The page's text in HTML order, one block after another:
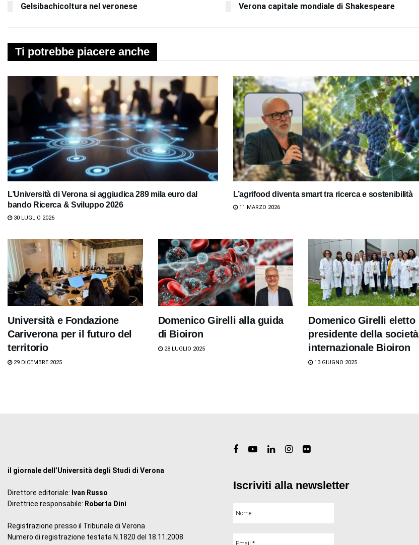
Gelsibachicoltura nel veronese Verona capitale mondiale di Shakespeare
Ti potrebbe piacere anche
L’Università di Verona si aggiudica 289 mila euro dal
bando Ricerca & Sviluppo 2026
30 LUGLIO 2026
L’agrifood diventa smart tra ricerca e sostenibilità
11 MARZO 2026
Università e Fondazione
Cariverona per il futuro del
territorio
29 DICEMBRE 2025
Domenico Girelli alla guida
di Bioiron
28 LUGLIO 2025
Domenico Girelli eletto
presidente della società
internazionale Bioiron
13 GIUGNO 2025
il giornale dell’Università degli Studi di Verona
Direttore editoriale: Ivan Russo
Direttrice responsabile: Roberta Dini
Registrazione presso il Tribunale di Verona
Numero di registrazione testata N.1820 del 18.11.2008
Iscriviti alla newsletter